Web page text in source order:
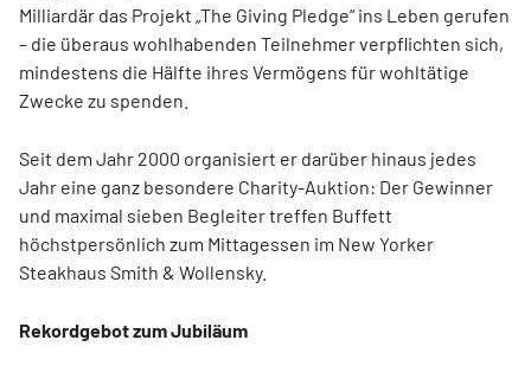
Milliardär das Projekt „The Giving Pledge“ ins Leben gerufen
– die überaus wohlhabenden Teilnehmer verpflichten sich,
mindestens die Hälfte ihres Vermögens für wohltätige
Zwecke zu spenden.
Seit dem Jahr 2000 organisiert er darüber hinaus jedes
Jahr eine ganz besondere Charity-Auktion: Der Gewinner
und maximal sieben Begleiter treffen Buffett
höchstpersönlich zum Mittagessen im New Yorker
Steakhaus Smith & Wollensky.
Rekordgebot zum Jubiläum